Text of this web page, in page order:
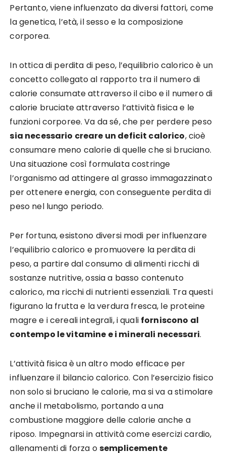
Pertanto, viene influenzato da diversi fattori, come
la genetica, l’età, il sesso e la composizione
corporea.
In ottica di perdita di peso, l’equilibrio calorico è un
concetto collegato al rapporto tra il numero di
calorie consumate attraverso il cibo e il numero di
calorie bruciate attraverso l’attività fisica e le
funzioni corporee. Va da sé, che per perdere peso
sia necessario creare un deficit calorico, cioè
consumare meno calorie di quelle che si bruciano.
Una situazione così formulata costringe
l’organismo ad attingere al grasso immagazzinato
per ottenere energia, con conseguente perdita di
peso nel lungo periodo.
Per fortuna, esistono diversi modi per influenzare
l’equilibrio calorico e promuovere la perdita di
peso, a partire dal consumo di alimenti ricchi di
sostanze nutritive, ossia a basso contenuto
calorico, ma ricchi di nutrienti essenziali. Tra questi
figurano la frutta e la verdura fresca, le proteine
magre e i cereali integrali, i quali forniscono al
contempo le vitamine e i minerali necessari.
L’attività fisica è un altro modo efficace per
influenzare il bilancio calorico. Con l’esercizio fisico
non solo si bruciano le calorie, ma si va a stimolare
anche il metabolismo, portando a una
combustione maggiore delle calorie anche a
riposo. Impegnarsi in attività come esercizi cardio,
allenamenti di forza osemplicemente